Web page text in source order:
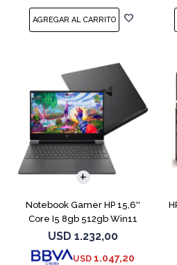
Notebook Gamer HP 15,6''
Core I5 8gb 512gb Win11
Rtx3050
USD 1.232,00
USD 1.047,20
COMPARAR